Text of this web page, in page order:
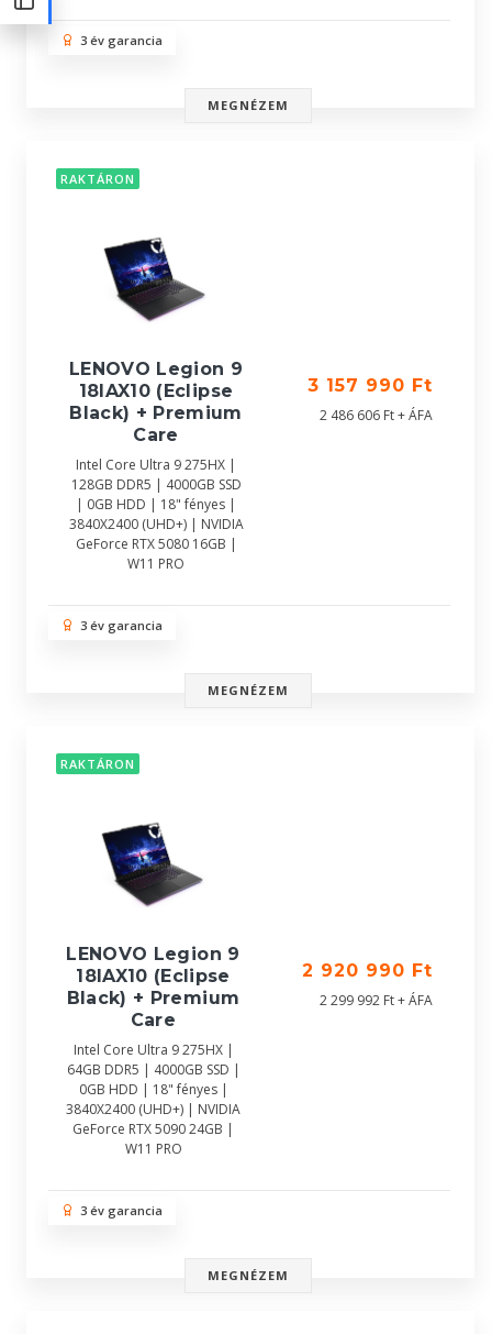
3 év garancia
MEGNÉZEM
RAKTÁRON
LENOVO Legion 9
18IAX10 (Eclipse
Black) + Premium
Care
Intel Core Ultra 9 275HX |
128GB DDR5 | 4000GB SSD
| 0GB HDD | 18" fényes |
3840X2400 (UHD+) | NVIDIA
GeForce RTX 5080 16GB |
W11 PRO
3 157 990 Ft
2 486 606 Ft + ÁFA
3 év garancia
MEGNÉZEM
RAKTÁRON
LENOVO Legion 9
18IAX10 (Eclipse
Black) + Premium
Care
Intel Core Ultra 9 275HX |
64GB DDR5 | 4000GB SSD |
0GB HDD | 18" fényes |
3840X2400 (UHD+) | NVIDIA
GeForce RTX 5090 24GB |
W11 PRO
2 920 990 Ft
2 299 992 Ft + ÁFA
3 év garancia
MEGNÉZEM